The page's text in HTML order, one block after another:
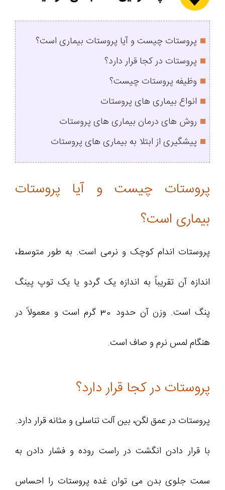
پروستات چیست و آیا پروستات بیماری است؟
پروستات در کجا قرار دارد؟
وظیفه پروستات چیست؟
انواع بیماری های پروستات
روش های درمان بیماری های پروستات
پیشگیری از ابتلا به بیماری های پروستات
پروستات چیست و آیا پروستات
بیماری است؟
پروستات اندام کوچک و نرمی است. به طور متوسط،
اندازه آن تقریباً به اندازه یک گردو یا یک توپ پینگ
پنگ است. وزن آن حدود 30 گرم است و معمولاً در
هنگام لمس نرم و صاف است.
پروستات در کجا قرار دارد؟
پروستات در عمق لگن، بین آلت تناسلی و مثانه قرار دارد.
با قرار دادن انگشت در راست روده و فشار دادن به
سمت جلوی بدن می توان غده پروستات را احساس